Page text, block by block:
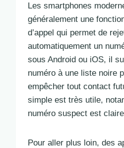
Les smartphones
généralement une
d’appel qui permet de
automatiquement un
sous Android ou iOS, il
numéro à une liste noire
empêcher tout contact
simple est très utile,
numéro suspect est
Pour aller plus loin, des